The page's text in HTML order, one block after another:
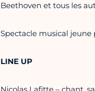
Beethoven et tous les
Spectacle musical
LINE UP